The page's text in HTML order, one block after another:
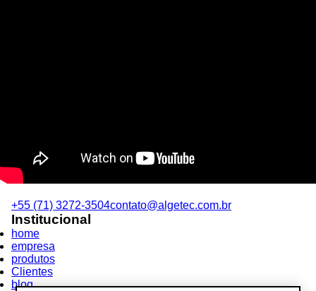
+55 (71) 3272-3504contato@algetec.com.br
Institucional
home
empresa
produtos
Clientes
blog